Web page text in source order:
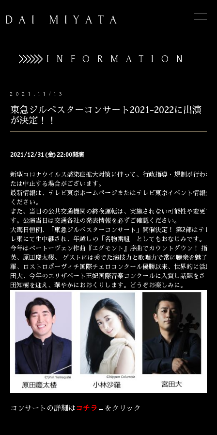
CONCERT
DISCOGRAPHY
ENGLISH
INFORMATION
2021.11/13
東急ジルベスターコンサート2021-2022に出演
が決定！！
2021/12/31(金)22:00開演
新型コロナウイルス感染症拡大対策に伴って、行政指導・規制が行われ
たは中止する場合がございます。
最新情報は、
テレビ東京ホームページ または テレビ東京イベント情報公
ください。
また、当日の公共交通機関の終夜運転は、実施されない可能性や変更す
す。公演当日は交通各社の発表情報を必ずご確認ください。
大晦日恒例、「東急ジルベスターコンサート」開催決定！ 第2部はテレ
レ東にて生中継され、年越しの「名物番組」としてもおなじみです。
今年はベートーヴェン作曲『エグモント』序曲でカウントダウン！ 指揮
英、原田慶太楼。 ゲストには秀でた演技力と歌唱力で常に聴衆を魅了す
羅、ロストロポーヴィチ国際チェロコンクール優勝以来、世界的に活躍
田大、今年のエリザベート王妃国際音楽コンクールに入賞し話題をさら
田知樹を迎え、華やかにおおくりします。どうぞお楽しみに。
コンサートの詳細は コチラ ←をクリック